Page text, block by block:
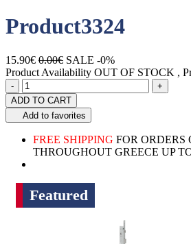
Product3324
15.90€ 0.00€ SALE -0%
Product Availability OUT OF STOCK ,
Quantity
-product.increase.quantity +
ADD TO CART
Add to favorites
FREE SHIPPING FOR ORDERS
THROUGHOUT GREECE UP
Featured